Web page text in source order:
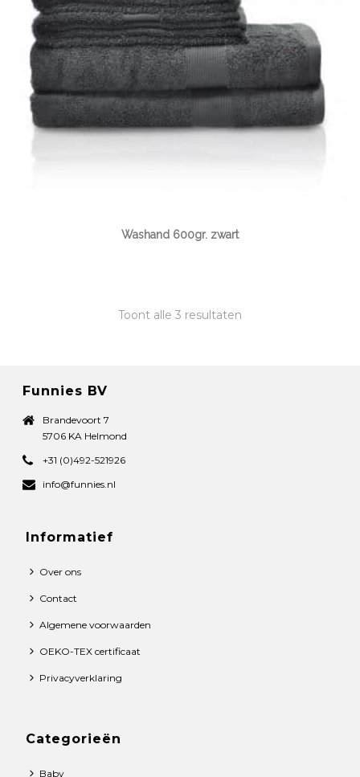
Washand 600gr. zwart
Toont alle 3 resultaten
Funnies BV
Brandevoort 7
5706 KA Helmond
+31 (0)492-521926
info@funnies.nl
Informatief
Over ons
Contact
Algemene voorwaarden
OEKO-TEX certificaat
Privacyverklaring
Categorieën
Baby